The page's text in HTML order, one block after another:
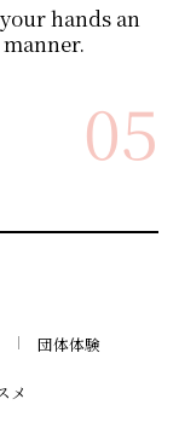
hands an
05
団体体験
メ